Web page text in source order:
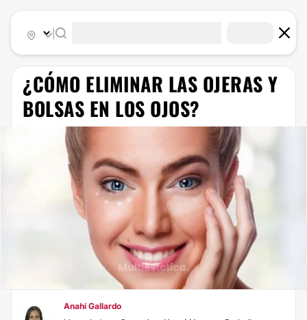
¿CÓMO ELIMINAR LAS OJERAS Y
BOLSAS EN LOS OJOS?
Anahí Gallardo